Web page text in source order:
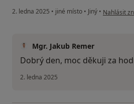
2. ledna 2025 • jiné místo • Jiný • podle
Nahlásit
Mgr. Jakub Remer
Dobrý den, moc děkuji za
2. ledna 2025